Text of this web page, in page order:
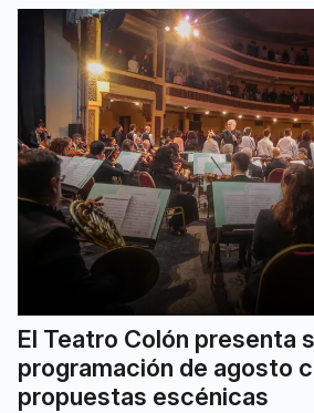
El Teatro Colón presenta
programación de agosto
propuestas escénicas